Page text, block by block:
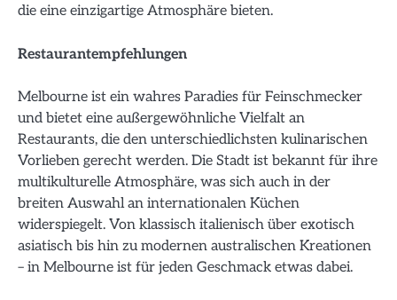
die eine einzigartige Atmosphäre bieten.
Restaurantempfehlungen
Melbourne ist ein wahres Paradies für Feinschmecker
und bietet eine außergewöhnliche Vielfalt an
Restaurants, die den unterschiedlichsten kulinarischen
Vorlieben gerecht werden. Die Stadt ist bekannt für ihre
multikulturelle Atmosphäre, was sich auch in der
breiten Auswahl an internationalen Küchen
widerspiegelt. Von klassisch italienisch über exotisch
asiatisch bis hin zu modernen australischen Kreationen
– in Melbourne ist für jeden Geschmack etwas dabei.